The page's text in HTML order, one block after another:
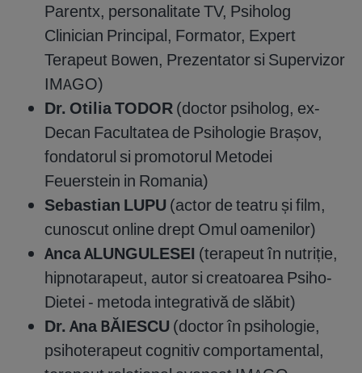
Parentx, personalitate TV, Psiholog
Clinician Principal, Formator, Expert
Terapeut Bowen, Prezentator si Supervizor
IMAGO)
Dr. OtiliaTODOR (doctor psiholog, ex-
Decan Facultatea de Psihologie Brașov,
fondatorul si promotorul Metodei
Feuerstein in Romania)
Sebastian LUPU (actor de teatru și film,
cunoscut online drept Omul oamenilor)
Anca ALUNGULESEI (terapeut în nutriție,
hipnotarapeut, autor si creatoarea Psiho-
Dietei - metoda integrativă de slăbit)
Dr. Ana BĂIESCU (doctor în psihologie,
psihoterapeut cognitiv comportamental,